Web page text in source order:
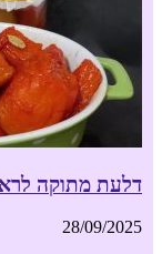
דלעת מתוקה
28/09/2025